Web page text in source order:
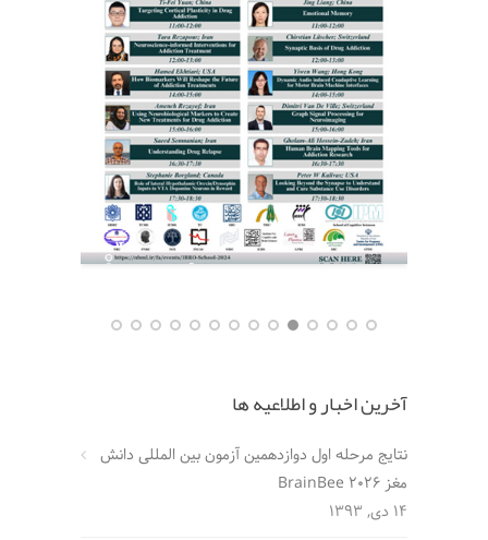
آخرین اخبار و اطلاعیه ها
نتایج مرحله اول دوازدهمین آزمون بین المللی دانش
مغز BrainBee 2026
14 دی, 1393